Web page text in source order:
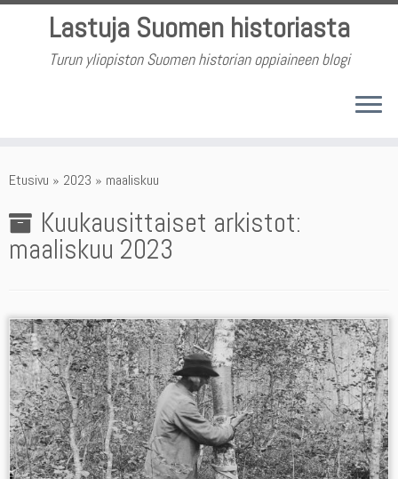
Skip
Lastuja Suomen historiasta
Turun yliopiston Suomen historian oppiaineen blogi
Etusivu » 2023 » maaliskuu
Kuukausittaiset arkistot:
maaliskuu 2023